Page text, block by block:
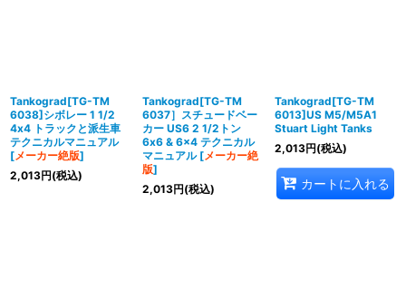
Tankograd[TG-TM
6038]シボレー 1 1/2
4x4 トラックと派生車
テクニカルマニュアル
[メーカー絶版]
2,013円(税込)
Tankograd[TG-TM
6037］スチュードベー
カー US6 2 1/2トン
6x6 & 6x4 テクニカル
マニュアル [メーカー絶
版]
2,013円(税込)
Tankograd[TG-TM
6013]US M5/M5A1
Stuart Light Tanks
2,013円(税込)
カートに入れる